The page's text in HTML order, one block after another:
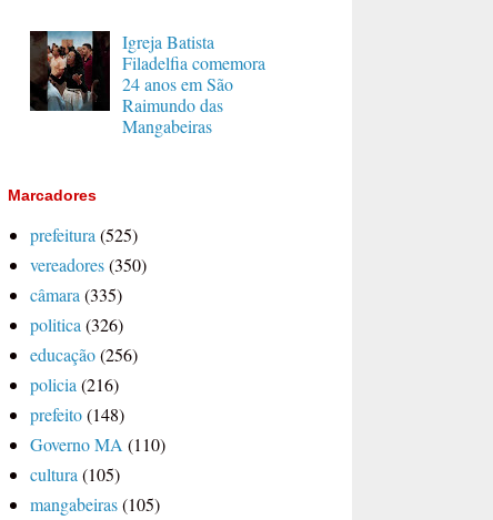
Igreja Batista
Filadelfia comemora
24 anos em São
Raimundo das
Mangabeiras
Marcadores
prefeitura (525)
vereadores(350)
câmara (335)
politica (326)
educação(256)
policia (216)
prefeito(148)
Governo MA (110)
cultura (105)
mangabeiras(105)